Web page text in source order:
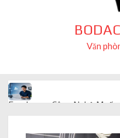
Văn
Freelancer Công Nghệ
Vụ Thành Lập Trọn Gói Giá
Quà cá nhân hóa: vì